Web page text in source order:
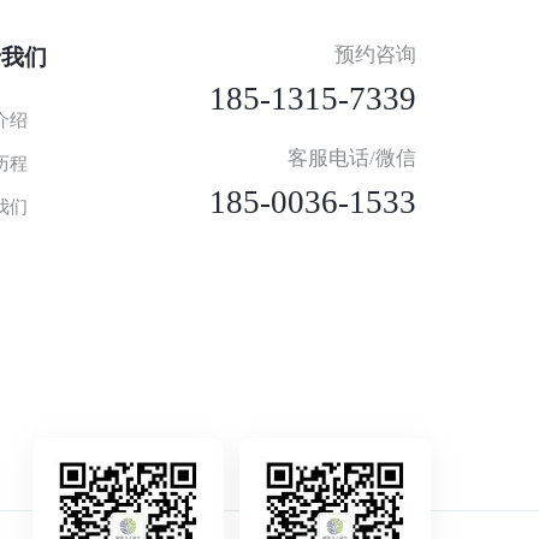
们
绍
程
们
预约咨询
185-1315-7339
客服电话/微信
185-0036-1533